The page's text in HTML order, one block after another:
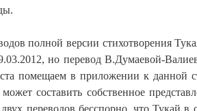
полной версии стихотворения
но перевод В.Думаевой-
помещаем в приложении к данной
составить собственное
переводов бесспорно, что Тукай